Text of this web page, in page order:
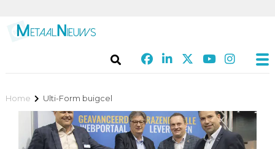
Home Ulti-Form buigcel